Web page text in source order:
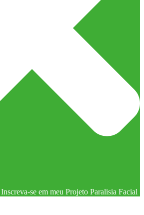
se em meu Projeto Paralisia Facial